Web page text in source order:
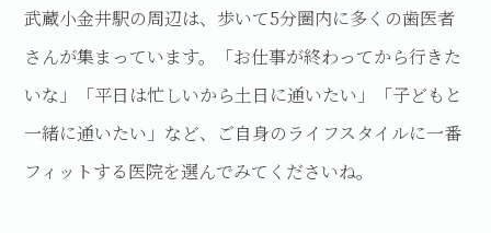
武蔵小金井駅の周辺は、歩いて5分圏内に多くの歯医者
さんが集まっています。「お仕事が終わってから行きた
いな」「平日は忙しいから土日に通いたい」「子どもと
一緒に通いたい」など、ご自身のライフスタイルに一番
フィットする医院を選んでみてくださいね。